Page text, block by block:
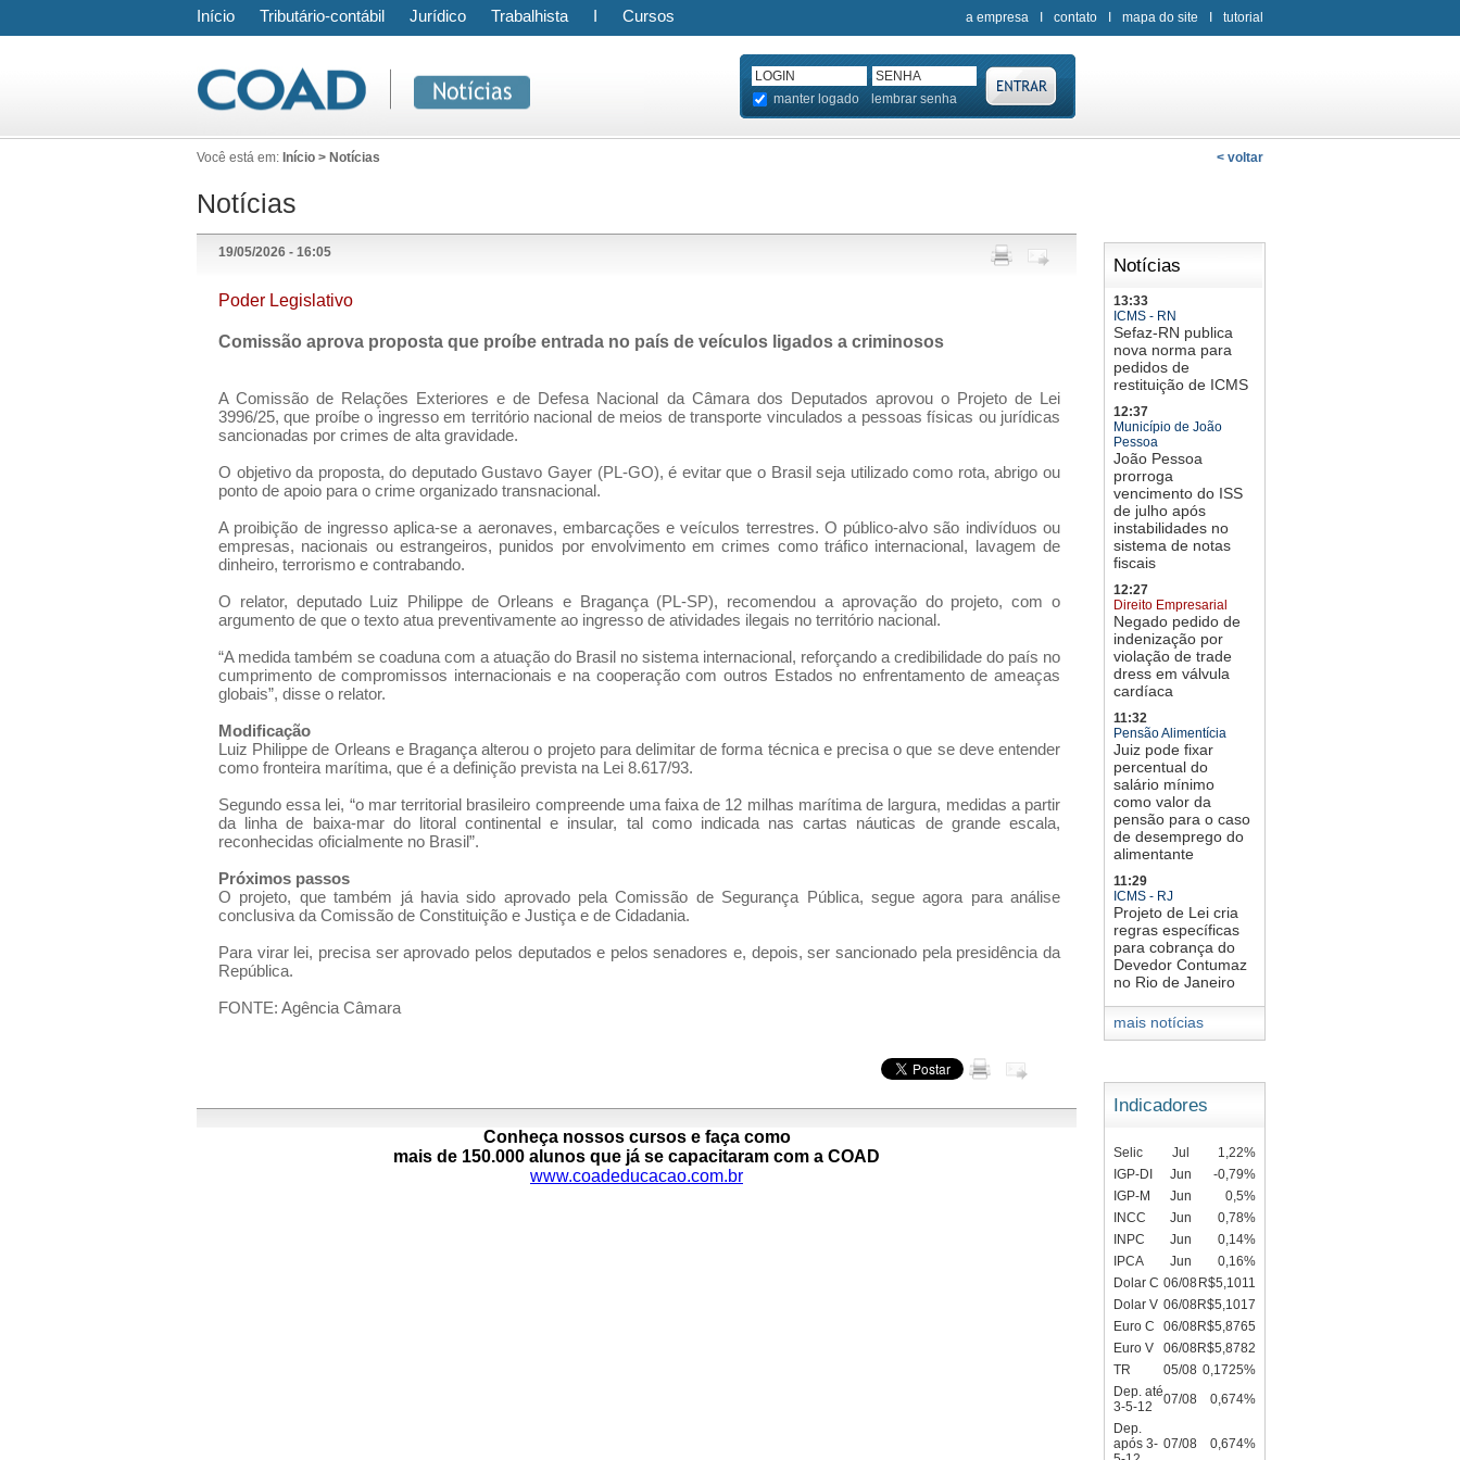
Início Tributário-contábil Jurídico Trabalhista I Cursos tutorial
mapa do site
contato
a empresa
manter logado lembrar senha
Você está em: Início > Notícias < voltar
Notícias
19/05/2026 - 16:05
Poder Legislativo
Comissão aprova proposta que proíbe entrada no país de veículos ligados a criminosos
A Comissão de Relações Exteriores e de Defesa Nacional da Câmara dos Deputados aprovou o Projeto de Lei
3996/25, que proíbe o ingresso em território nacional de meios de transporte vinculados a pessoas físicas ou jurídicas
sancionadas por crimes de alta gravidade.
O objetivo da proposta, do deputado Gustavo Gayer (PL-GO), é evitar que o Brasil seja utilizado como rota, abrigo ou
ponto de apoio para o crime organizado transnacional.
A proibição de ingresso aplica-se a aeronaves, embarcações e veículos terrestres. O público-alvo são indivíduos ou
empresas, nacionais ou estrangeiros, punidos por envolvimento em crimes como tráfico internacional, lavagem de
dinheiro, terrorismo e contrabando.
O relator, deputado Luiz Philippe de Orleans e Bragança (PL-SP), recomendou a aprovação do projeto, com o
argumento de que o texto atua preventivamente ao ingresso de atividades ilegais no território nacional.
“A medida também se coaduna com a atuação do Brasil no sistema internacional, reforçando a credibilidade do país no
cumprimento de compromissos internacionais e na cooperação com outros Estados no enfrentamento de ameaças
globais”, disse o relator.
Modificação
Luiz Philippe de Orleans e Bragança alterou o projeto para delimitar de forma técnica e precisa o que se deve entender
como fronteira marítima, que é a definição prevista na Lei 8.617/93.
Segundo essa lei, “o mar territorial brasileiro compreende uma faixa de 12 milhas marítima de largura, medidas a partir
da linha de baixa-mar do litoral continental e insular, tal como indicada nas cartas náuticas de grande escala,
reconhecidas oficialmente no Brasil”.
Próximos passos
O projeto, que também já havia sido aprovado pela Comissão de Segurança Pública, segue agora para análise
conclusiva da Comissão de Constituição e Justiça e de Cidadania.
Para virar lei, precisa ser aprovado pelos deputados e pelos senadores e, depois, ser sancionado pela presidência da
República.
FONTE: Agência Câmara
Conheça nossos cursos e faça como
mais de 150.000 alunos que já se capacitaram com a COAD
www.coadeducacao.com.br
Notícias
13:33
ICMS - RN
Sefaz-RN publica
nova norma para
pedidos de
restituição de ICMS
12:37
Município de João
Pessoa
João Pessoa
prorroga
vencimento do ISS
de julho após
instabilidades no
sistema de notas
fiscais
12:27
Direito Empresarial
Negado pedido de
indenização por
violação de trade
dress em válvula
cardíaca
11:32
Pensão Alimentícia
Juiz pode fixar
percentual do
salário mínimo
como valor da
pensão para o caso
de desemprego do
alimentante
11:29
ICMS - RJ
Projeto de Lei cria
regras específicas
para cobrança do
Devedor Contumaz
no Rio de Janeiro
mais notícias
Indicadores
Selic Jul
1,22%
IGP-DI
Jun
-0,79%
IGP-M
Jun
0,5%
INCC
Jun
0,78%
INPC
Jun
0,14%
IPCA
Jun
0,16%
Dolar C 06/08 R$5,1011
Dolar V 06/08R$5,1017
Euro C
06/08R$5,8765
Euro V
06/08R$5,8782
TR
05/08 0,1725%
Dep. até
3-5-12
07/08
0,674%
Dep.
após 3- 07/08 0,674%